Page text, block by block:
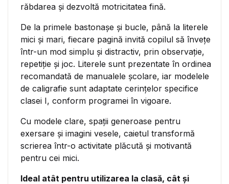
răbdarea și dezvoltă motricitatea fină.
De la primele bastonașe și bucle, până la literele
mici și mari, fiecare pagină invită copilul să învețe
într-un mod simplu și distractiv, prin observație,
repetiție și joc. Literele sunt prezentate în ordinea
recomandată de manualele școlare, iar modelele
de caligrafie sunt adaptate cerințelor specifice
clasei I, conform programei în vigoare.
Cu modele clare, spații generoase pentru
exersare și imagini vesele, caietul transformă
scrierea într-o activitate plăcută și motivantă
pentru cei mici.
Ideal atât pentru utilizarea la clasă, cât și